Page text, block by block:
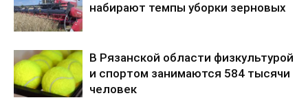
набирают темпы уборки зерновых
В Рязанской области физкультурой
и спортом занимаются 584 тысячи
человек